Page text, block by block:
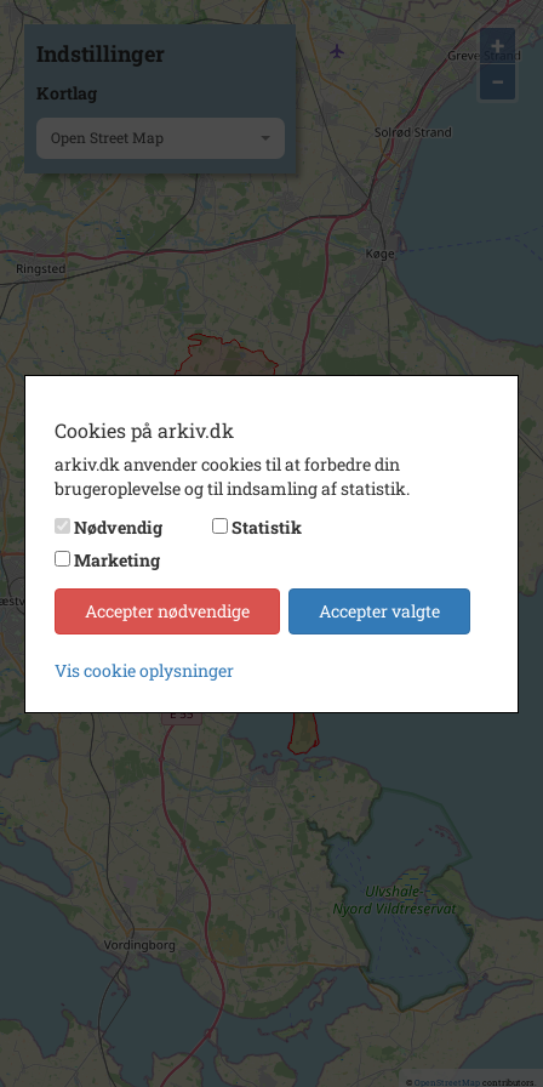
+
−
© OpenStreetMapcontributors.
Indstillinger
Kortlag
Open Street Map
Cookies på arkiv.dk
arkiv.dk anvender cookies til at forbedre din
brugeroplevelse og til indsamling af statistik.
Nødvendig
Statistik
Marketing
Accepter nødvendige Accepter valgte
Vis cookie oplysninger